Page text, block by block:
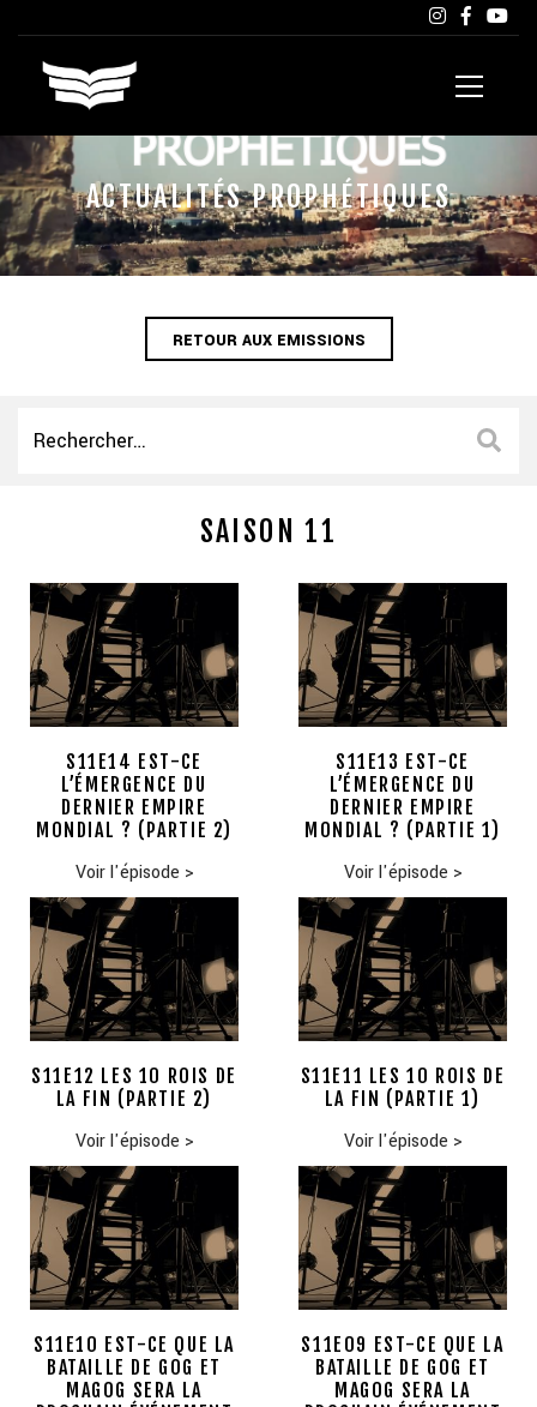
ACTUALITÉS PROPHÉTIQUES
RETOUR AUX EMISSIONS
SAISON 11
S11E14 EST-CE
L’ÉMERGENCE DU
DERNIER EMPIRE
MONDIAL ? (PARTIE 2)
Voir l'épisode >
S11E13 EST-CE
L’ÉMERGENCE DU
DERNIER EMPIRE
MONDIAL ? (PARTIE 1)
Voir l'épisode >
S11E12 LES 10 ROIS DE
LA FIN (PARTIE 2)
Voir l'épisode >
S11E11 LES 10 ROIS DE
LA FIN (PARTIE 1)
Voir l'épisode >
S11E10 EST-CE QUE LA
BATAILLE DE GOG ET
MAGOG SERA LA
S11E09 EST-CE QUE LA
BATAILLE DE GOG ET
MAGOG SERA LA